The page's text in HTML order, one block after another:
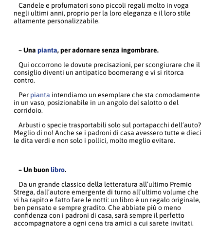
Candele e profumatori sono piccoli regali molto in voga
negli ultimi anni, proprio per la loro eleganza e il loro stile
altamente personalizzabile.
– Una pianta, per adornare senza ingombrare.
Qui occorrono le dovute precisazioni, per scongiurare che il
consiglio diventi un antipatico boomerang e vi si ritorca
contro.
Per pianta intendiamo un esemplare che sta comodamente
in un vaso, posizionabile in un angolo del salotto o del
corridoio.
Arbusti o specie trasportabili solo sul portapacchi dell’auto?
Meglio di no! Anche se i padroni di casa avessero tutte e dieci
le dita verdi e non solo i pollici, molto meglio evitare.
– Un buon libro.
Da un grande classico della letteratura all’ultimo Premio
Strega, dall’autore emergente di turno all’ultimo volume che
vi ha rapito e fatto fare le notti: un libro è un regalo originale,
ben pensato e sempre gradito. Che abbiate più o meno
confidenza con i padroni di casa, sarà sempre il perfetto
accompagnatore a ogni cena tra amici a cui sarete invitati.